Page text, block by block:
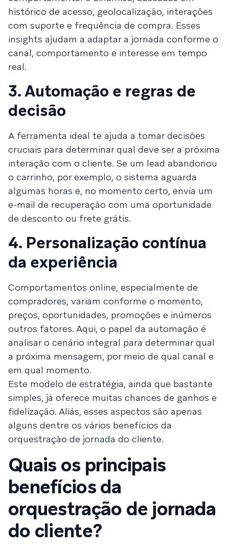
histórico de acesso, geolocalização, interações
com suporte e frequência de compra. Esses
insights ajudam a adaptar a jornada conforme o
canal, comportamento e interesse em tempo
real.
3. Automação e regras de
decisão
A ferramenta ideal te ajuda a tomar decisões
cruciais para determinar qual deve ser a próxima
interação com o cliente. Se um lead abandonou
o carrinho, por exemplo, o sistema aguarda
algumas horas e, no momento certo, envia um
e-mail de recuperação com uma oportunidade
de desconto ou frete grátis.
4. Personalização contínua
da experiência
Comportamentos online, especialmente de
compradores, variam conforme o momento,
preços, oportunidades, promoções e inúmeros
outros fatores. Aqui, o papel da automação é
analisar o cenário integral para determinar qual
a próxima mensagem, por meio de qual canal e
em qual momento.
Este modelo de estratégia, ainda que bastante
simples, já oferece muitas chances de ganhos e
fidelização. Aliás, esses aspectos são apenas
alguns dentre os vários benefícios da
orquestração de jornada do cliente.
Quais os principais
benefícios da
orquestração de jornada
do cliente?